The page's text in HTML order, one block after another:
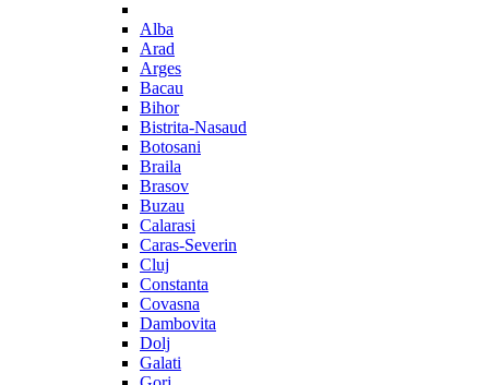
Alba
Arad
Arges
Bacau
Bihor
Bistrita-Nasaud
Botosani
Braila
Brasov
Buzau
Calarasi
Caras-Severin
Cluj
Constanta
Covasna
Dambovita
Dolj
Galati